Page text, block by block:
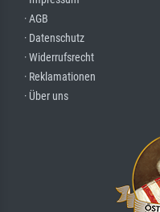
· AGB
· Datenschutz
· Widerrufsrecht
· Reklamationen
· Über uns